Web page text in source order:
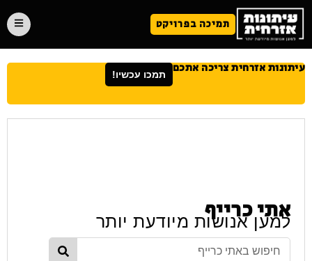
תמיכה בפרויקט
עיתונות אזרחית צריכה אתכם תמכו עכשיו!
אתי כרייף
למען אנושות מיודעת יותר